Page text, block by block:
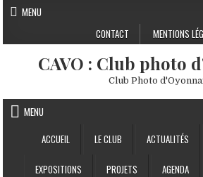
Skip to content
MENU
CONTACT
MENTIONS
CAVO : Club photo
Club Photo
MENU
ACCUEIL
LE CLUB ACTUALITÉS
EXPOSITIONS PROJETS AGENDA